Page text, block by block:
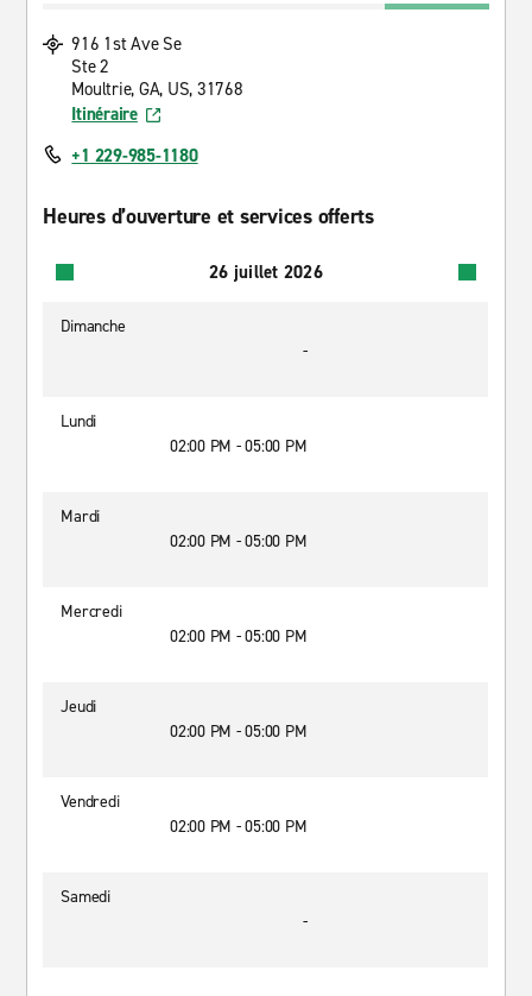
916 1st Ave Se
Ste 2
Moultrie, GA, US, 31768
Itinéraire
+1 229-985-1180
Heures d’ouverture et services offerts
26 juillet 2026
Dimanche
-
Lundi
02:00 PM - 05:00 PM
Mardi
02:00 PM - 05:00 PM
Mercredi
02:00 PM - 05:00 PM
Jeudi
02:00 PM - 05:00 PM
Vendredi
02:00 PM - 05:00 PM
Samedi
-